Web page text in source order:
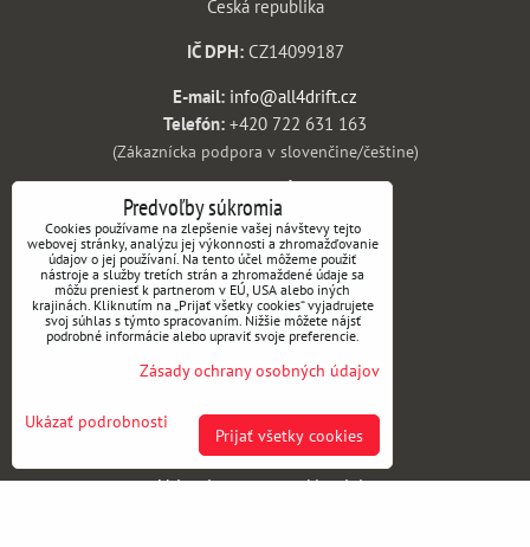
Česká republika
IČ DPH:CZ14099187
E-mail: info@all4drift.cz
Telefón: +420 722 631 163
(Zákaznícka podpora v slovenčine/češtine)
Prevádzková adresa a expedícia:
ALL4DRIFT
U Michelského lesa 1267
140 00 Praha 4
Česká republika
Obchodné podmienky
Vrátenie tovaru a reklamácie
Predvoľby súkromia
Cookies používame na zlepšenie vašej návštevy tejto
webovej stránky, analýzu jej výkonnosti a zhromažďovanie
údajov o jej používaní. Na tento účel môžeme použiť
nástroje a služby tretích strán a zhromaždené údaje sa
môžu preniesť k partnerom v EÚ, USA alebo iných
krajinách. Kliknutím na „Prijať všetky cookies“ vyjadrujete
svoj súhlas s týmto spracovaním. Nižšie môžete nájsť
podrobné informácie alebo upraviť svoje preferencie.
Zásady ochrany osobných údajov
Ukázať podrobnosti
Prijať všetky cookies